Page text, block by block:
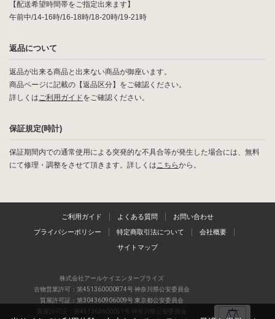
【配送希望時間帯をご指定出来ます】
午前中/14-16時/16-18時/18-20時/19-21時
返品について
返品が出来る商品と出来ない商品が御座います。
商品ページに記載の【返品区分】をご確認ください。
詳しくはご利用ガイドをご確認ください。
保証規定(時計)
保証期間内での通常使用による突発的な不具合等が発生した場合には、無料
にて修理・調整をさせて頂きます。詳しくはこちらから。
ご利用ガイド よくある質問 お問い合わせ
プライバシーポリシー 特定商取引法について 会社概要
サイトマップ
株式会社アールケイエンタープライズ
古物営業許可：第451360000874号 神奈川県公安委員会
質屋許可証：第304360906009号 東京都公安委員会
質屋許可証：第451363600051号 神奈川県公安委員会